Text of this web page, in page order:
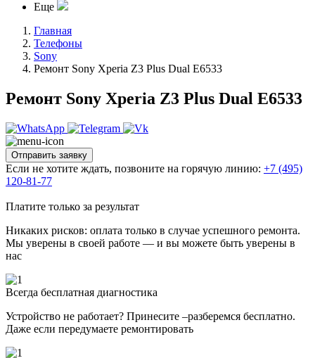
Еще
Главная
Телефоны
Sony
Ремонт Sony Xperia Z3 Plus Dual E6533
Ремонт Sony Xperia Z3 Plus Dual E6533
Отправить заявку
Если не хотите ждать, позвоните на горячую линию: +7 (495)
120-81-77
Платите только за результат
Никаких рисков: оплата только в случае успешного ремонта.
Мы уверены в своей работе — и вы можете быть уверены в
нас
Всегда бесплатная диагностика
Устройство не работает? Принесите –разберемся бесплатно.
Даже если передумаете ремонтировать